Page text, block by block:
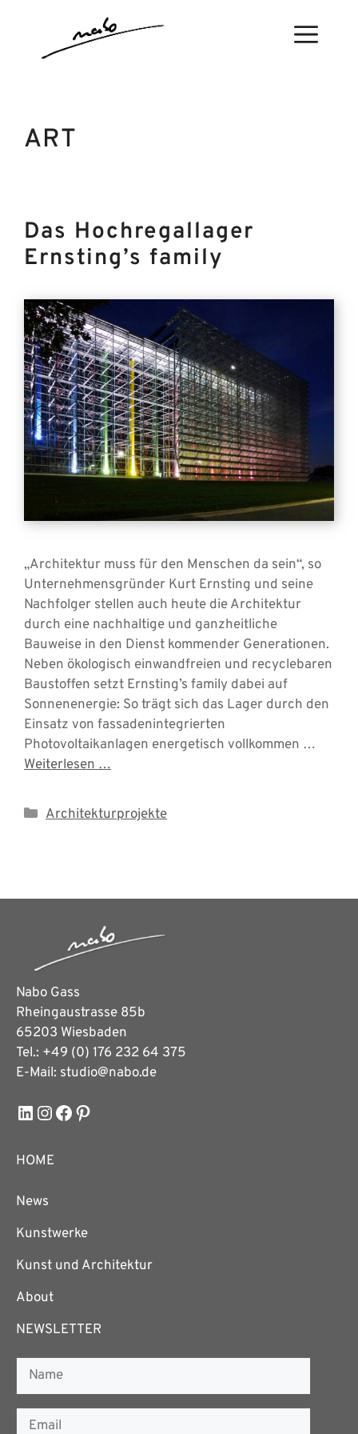
springen
Menü
ART
Das Hochregallager
Ernsting’s family
„Architektur muss für den Menschen da sein“, so
Unternehmensgründer Kurt Ernsting und seine
Nachfolger stellen auch heute die Architektur
durch eine nachhaltige und ganzheitliche
Bauweise in den Dienst kommender Generationen.
Neben ökologisch einwandfreien und recyclebaren
Baustoffen setzt Ernsting’s family dabei auf
Sonnenenergie: So trägt sich das Lager durch den
Einsatz von fassadenintegrierten
Photovoltaikanlagen energetisch vollkommen …
Weiterlesen …
Kategorien
Architekturprojekte
Nabo Gass
Rheingaustrasse 85b
65203 Wiesbaden
Tel.: +49 (0) 176 232 64 375
E-Mail: studio@nabo.de
LinkedIn
Instagram
Facebook
Pinterest
HOME
News
Kunstwerke
Kunst und Architektur
About
NEWSLETTER